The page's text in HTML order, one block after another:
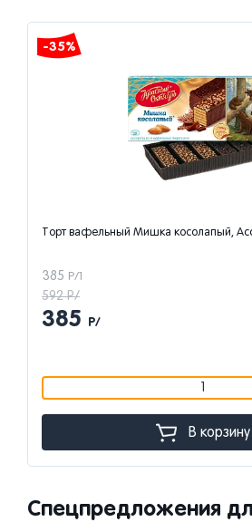
-35%
Торт вафельный Мишка косолапый,
385 Р/1
592 Р/
385 Р/
В корзину
Спецпредложения